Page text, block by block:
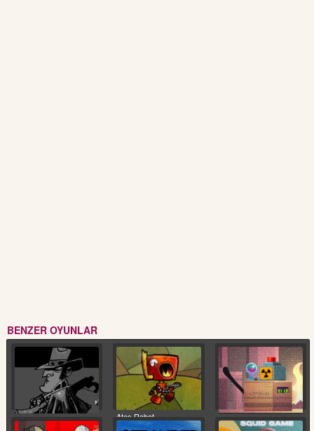
BENZER OYUNLAR
Friv Dedektif Ateş Robot Sinsi Kedi